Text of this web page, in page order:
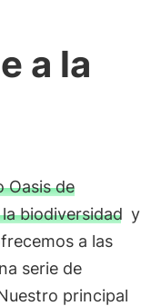
a la
Oasis de
biodiversidad y
a las
serie de
principal